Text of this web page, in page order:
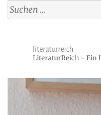
Suchen
nach:
literaturreich
LiteraturReich - Ein